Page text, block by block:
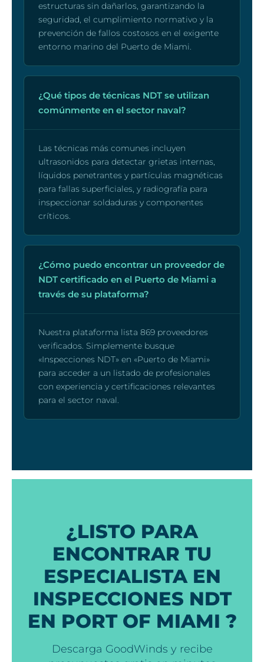
estructuras sin dañarlos, garantizando la
seguridad, el cumplimiento normativo y la
prevención de fallos costosos en el exigente
entorno marino del Puerto de Miami.
¿Qué tipos de técnicas NDT se utilizan
comúnmente en el sector naval?
Las técnicas más comunes incluyen
ultrasonidos para detectar grietas internas,
líquidos penetrantes y partículas magnéticas
para fallas superficiales, y radiografía para
inspeccionar soldaduras y componentes
críticos.
¿Cómo puedo encontrar un proveedor de
NDT certificado en el Puerto de Miami a
través de su plataforma?
Nuestra plataforma lista 869 proveedores
verificados. Simplemente busque
«Inspecciones NDT» en «Puerto de Miami»
para acceder a un listado de profesionales
con experiencia y certificaciones relevantes
para el sector naval.
¿LISTO PARA
ENCONTRAR TU
ESPECIALISTA EN
INSPECCIONES NDT
EN PORT OF MIAMI ?
Descarga GoodWinds y recibe